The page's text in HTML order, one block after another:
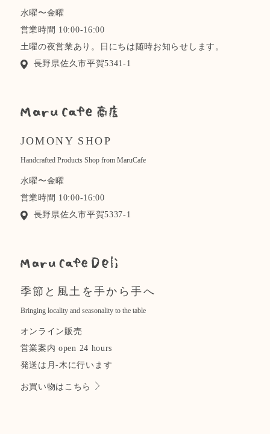
水曜〜金曜
営業時間 10:00-16:00
土曜の夜営業あり。日にちは随時お知らせします。
長野県佐久市平賀5341-1
JOMONY SHOP
Handcrafted Products Shop from MaruCafe
水曜〜金曜
営業時間 10:00-16:00
長野県佐久市平賀5337-1
季節と風土を手から手へ
Bringing locality and seasonality to the table
オンライン販売
営業案内 open 24 hours
発送は月-木に行います
お買い物はこちら